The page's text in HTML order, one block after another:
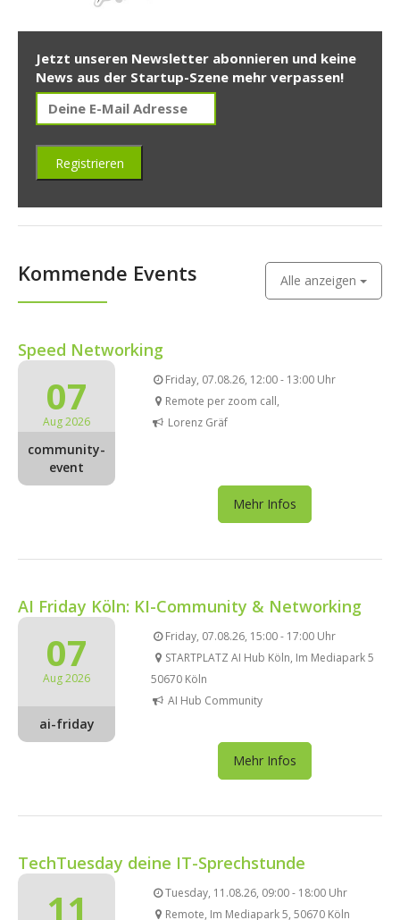
Jetzt unseren Newsletter abonnieren und keine
News aus der Startup-Szene mehr verpassen!
Kommende Events Alle anzeigen
Speed Networking
07
Aug 2026
community-
event
Friday, 07.08.26, 12:00 - 13:00 Uhr
Remote per zoom call,
Lorenz Gräf
Mehr Infos
AI Friday Köln: KI-Community & Networking
07
Aug 2026
ai-friday
Friday, 07.08.26, 15:00 - 17:00 Uhr
STARTPLATZ AI Hub Köln, Im Mediapark 5
50670 Köln
AI Hub Community
Mehr Infos
TechTuesday deine IT-Sprechstunde
11
Tuesday, 11.08.26, 09:00 - 18:00 Uhr
Remote, Im Mediapark 5, 50670 Köln